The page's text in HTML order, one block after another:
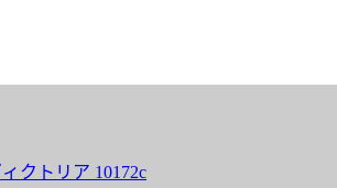
リア 10172c